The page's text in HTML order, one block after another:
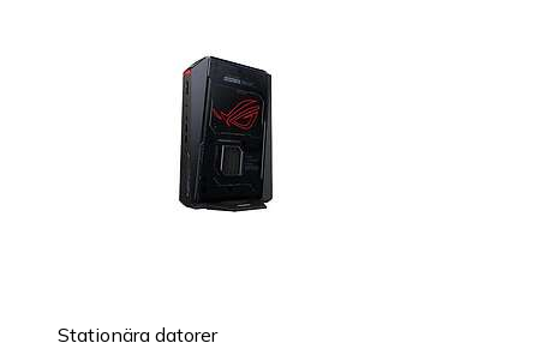
Stationära datorer